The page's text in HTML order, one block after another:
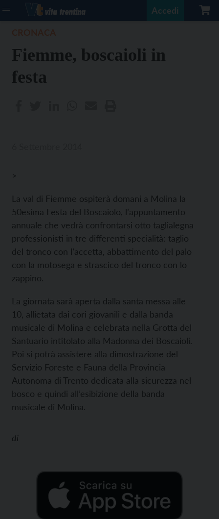
Accedi
Fiemme, boscaioli in
festa
>
La val di Fiemme ospiterà domani a Molina la
50esima Festa del Boscaiolo, l’appuntamento
annuale che vedrà confrontarsi otto taglialegna
professionisti in tre differenti specialità: taglio
del tronco con l’accetta, abbattimento del palo
con la motosega e strascico del tronco con lo
zappino.
La giornata sarà aperta dalla santa messa alle
10, allietata dai cori giovanili e dalla banda
musicale di Molina e celebrata nella Grotta del
Santuario intitolato alla Madonna dei Boscaioli.
Poi si potrà assistere alla dimostrazione del
Servizio Foreste e Fauna della Provincia
Autonoma di Trento dedicata alla sicurezza nel
bosco e quindi all’esibizione della banda
musicale di Molina.
di